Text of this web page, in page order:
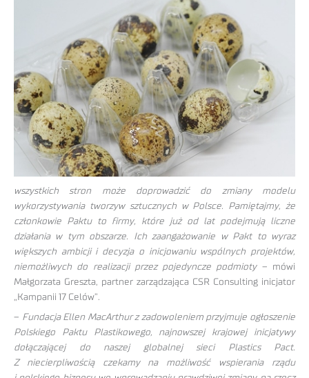
wszystkich stron może doprowadzić do zmiany modelu
wykorzystywania tworzyw sztucznych w Polsce. Pamiętajmy, że
członkowie Paktu to firmy, które już od lat podejmują liczne
działania w tym obszarze. Ich zaangażowanie w Pakt to wyraz
większych ambicji i decyzja o inicjowaniu wspólnych projektów,
niemożliwych do realizacji przez pojedyncze podmioty– mówi
Małgorzata Greszta, partner zarządzająca CSR Consulting inicjator
„Kampanii 17 Celów”.
– Fundacja Ellen MacArthur z zadowoleniem przyjmuje ogłoszenie
Polskiego Paktu Plastikowego, najnowszej krajowej inicjatywy
dołączającej do naszej globalnej sieci Plastics Pact.
Z niecierpliwością czekamy na możliwość wspierania rządu